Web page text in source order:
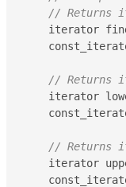
// Returns
iterator
// Returns
iterator
// Returns
iterator